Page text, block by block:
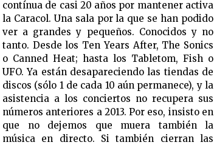
contínua de casi 20 años por mantener activa
la Caracol. Una sala por la que se han podido
ver a grandes y pequeños. Conocidos y no
tanto. Desde los Ten Years After, The Sonics
o Canned Heat; hasta los Tabletom, Fish o
UFO. Ya están desapareciendo las tiendas de
discos (sólo 1 de cada 10 aún permanece), y la
asistencia a los conciertos no recupera sus
números anteriores a 2013. Por eso, insisto en
que no dejemos que muera también la
música en directo. Si también cierran las